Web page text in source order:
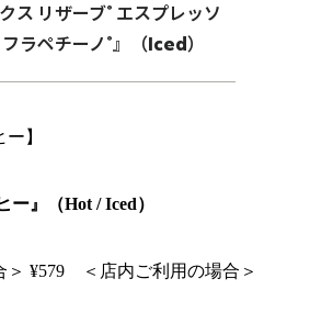
ス リザーブ ® エスプレッソ
ラペチーノ ® 』（Iced）
】
ー』（Hot / Iced）
＞ ¥579 ＜店内ご利用の場合＞